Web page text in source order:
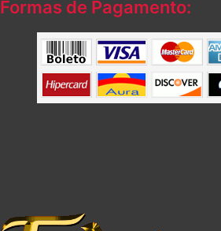
Formas de Pagamento: